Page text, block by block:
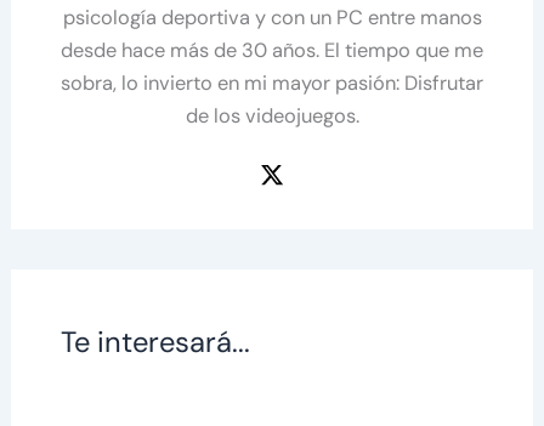
psicología deportiva y con un PC entre manos
desde hace más de 30 años. El tiempo que me
sobra, lo invierto en mi mayor pasión: Disfrutar
de los videojuegos.
Te interesará...